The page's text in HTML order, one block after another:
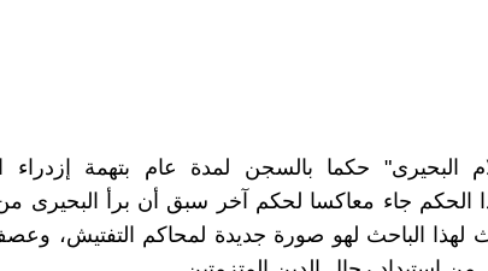
البحيرى" حكما بالسجن لمدة عام بتهمة إزدراء
الحكم جاء معاكسا لحكم آخر سبق أن برأ البحيرى
لهذا الباحث لهو صورة جديدة لمحاكم التفتيش،